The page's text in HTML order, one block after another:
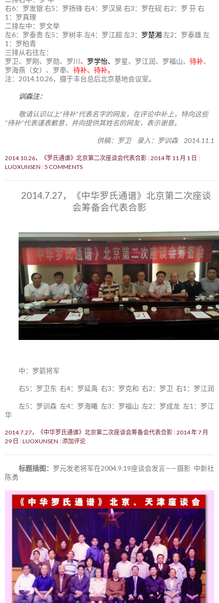
右6：罗发银 右5：罗扬锋 右4：罗汉泉 右3：罗在砚 右2：罗 芬 右
1：罗真理
二排左中：罗文举
左6：罗泰贵 左5：罗树丰 左4：罗江超 左3： 罗楚湘 左2：罗泰雄 左
1：罗柏青
三排从右往左：
罗卫、罗刚、罗勋、罗川 、 罗学怡、 罗星、罗江润、罗福山、 待补、
罗海燕（女）、罗奉、 待补、待补。
注：2014.10.26，摄于丰台总后北京基地会议室。
训森注：
敬请认识以上“待补”代表名字的网友，在评论中补上，特向这些
“待补”代表谨表歉意，并向提供其姓名的网友，表示谢意。
供稿：罗卫 录入：罗训森 2014.11.1
2014.10.26，《罗氏通谱》北京第二次座谈会代表合影 2014 年 11 月 1 日
LUOXUNSEN 5 COMMENTS
2014.7.27，《中华罗氏通谱》北京第二次座谈
会筹备会代表合影
中：罗箭将军
右5：罗卫东 右4：罗延禹 右3：罗克和 右2：罗卫 右1：罗江润
左5：罗训森 左4：罗海曦 左3：罗福山 左2：罗成龙 左1：罗江
华
2014.7.27，《中华罗氏通谱》北京第二次座谈会筹备会代表合影 2014 年 7 月
29 日
LUOXUNSEN 添加评论
标题插图： 罗元发老将军在2004.9.19座谈会发言——摄影 中新社
陈勇